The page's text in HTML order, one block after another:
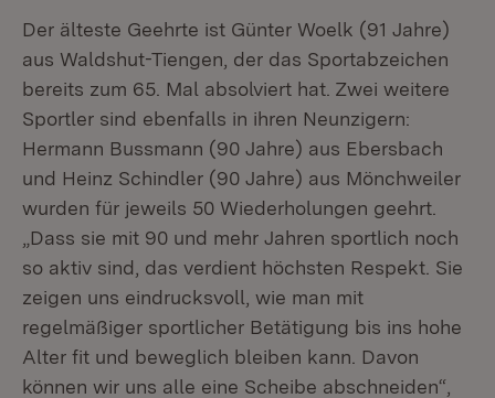
Der älteste Geehrte ist Günter Woelk (91 Jahre)
aus Waldshut-Tiengen, der das Sportabzeichen
bereits zum 65. Mal absolviert hat. Zwei weitere
Sportler sind ebenfalls in ihren Neunzigern:
Hermann Bussmann (90 Jahre) aus Ebersbach
und Heinz Schindler (90 Jahre) aus Mönchweiler
wurden für jeweils 50 Wiederholungen geehrt.
„Dass sie mit 90 und mehr Jahren sportlich noch
so aktiv sind, das verdient höchsten Respekt. Sie
zeigen uns eindrucksvoll, wie man mit
regelmäßiger sportlicher Betätigung bis ins hohe
Alter fit und beweglich bleiben kann. Davon
können wir uns alle eine Scheibe abschneiden“,